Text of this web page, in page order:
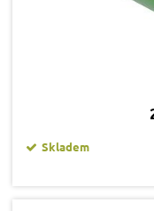
Skladem